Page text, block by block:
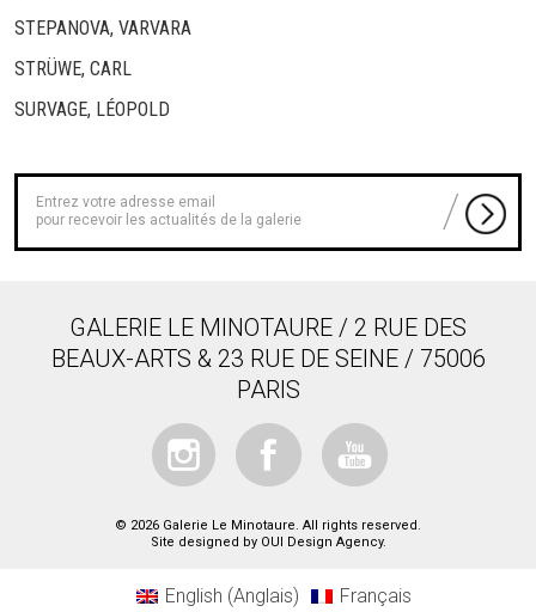
STEPANOVA, VARVARA
STRÜWE, CARL
SURVAGE, LÉOPOLD
pour recevoir les actualités de la galerie
GALERIE LE MINOTAURE / 2 RUE DES
BEAUX-ARTS & 23 RUE DE SEINE / 75006
PARIS
© 2026 Galerie Le Minotaure. All rights reserved.
Site designed by OUI Design Agency.
English (Anglais) Français